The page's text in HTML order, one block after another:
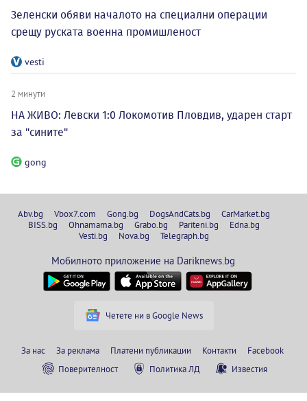
Зеленски обяви началото на специални операции
срещу руската военна промишленост
vesti
2 минути
НА ЖИВО: Левски 1:0 Локомотив Пловдив, ударен старт
за "сините"
gong
Abv.bg Vbox7.com Gong.bg DogsAndCats.bg
CarMarket.bg
BISS.bg
Ohnamama.bg Grabo.bg Pariteni.bg
Edna.bg
Vesti.bg
Nova.bg Telegraph.bg
Мобилното приложение на Dariknews.bg
Четете ни в Google News
За нас За реклама Платени публикации Контакти
Facebook
Поверителност
Политика ЛД Известия